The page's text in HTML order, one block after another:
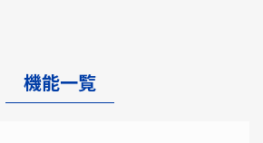
機能一覧